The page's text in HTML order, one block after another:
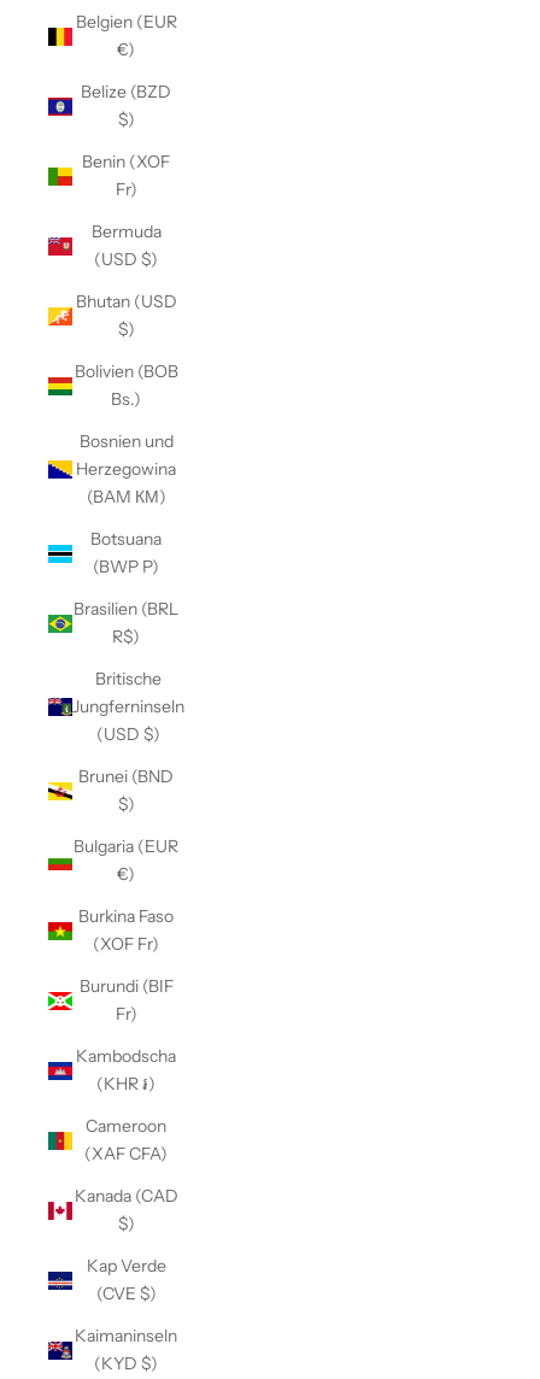
Belgien (EUR
€)
Belize (BZD
$)
Benin (XOF
Fr)
Bermuda
(USD $)
Bhutan (USD
$)
Bolivien (BOB
Bs.)
Bosnien und
Herzegowina
(BAM КМ)
Botsuana
(BWP P)
Brasilien (BRL
R$)
Britische
Jungferninseln
(USD $)
Brunei (BND
$)
Bulgaria (EUR
€)
Burkina Faso
(XOF Fr)
Burundi (BIF
Fr)
Kambodscha
(KHR ៛)
Cameroon
(XAF CFA)
Kanada (CAD
$)
Kap Verde
(CVE $)
Kaimaninseln
(KYD $)